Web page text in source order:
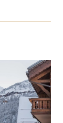
2
34